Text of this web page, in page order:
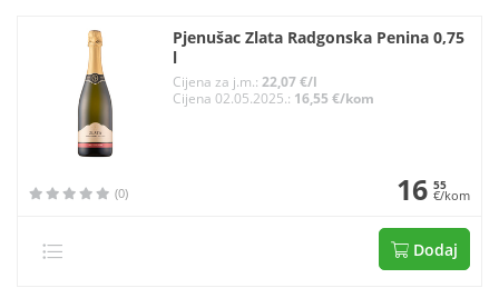
Pjenušac Zlata Radgonska Penina 0,75
l
Cijena za j.m.: 22,07 €/l
Cijena 02.05.2025.: 16,55 €/kom
(0) 16 55
€/kom
Dodaj